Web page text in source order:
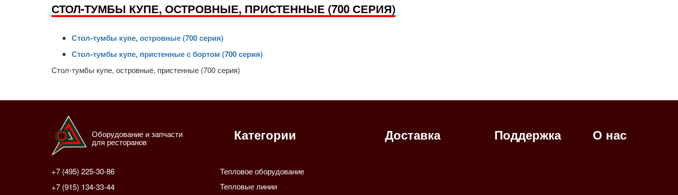
СТОЛ-ТУМБЫ КУПЕ, ОСТРОВНЫЕ, ПРИСТЕННЫЕ (700 СЕРИЯ)
Стол-тумбы купе, островные (700 серия)
Стол-тумбы купе, пристенные с бортом (700 серия)
Стол-тумбы купе, островные, пристенные (700 серия)
Оборудование и запчасти
для ресторанов
+7 (495) 225-30-86
+7 (915) 134-33-44
Категории
Тепловое оборудование
Тепловые линии
Доставка Поддержка О нас